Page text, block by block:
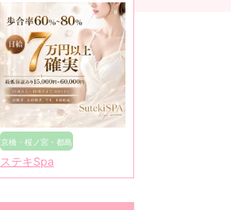
京橋・桜ノ宮・都島
ステキSpa